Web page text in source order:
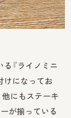
る『ライノミニ
けになってお
他にもステーキ
が揃っている